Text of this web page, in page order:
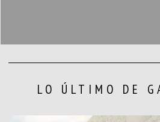
LO ÚLTIMO DE